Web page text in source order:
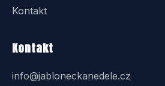
Kontakt
Kontakt
info@jabloneckanedele.cz